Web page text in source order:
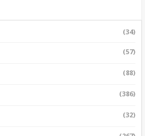
(34)
(57)
(88)
(386)
(32)